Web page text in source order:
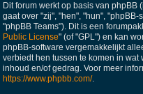
Dit forum werkt op basis van
gaat over "zij", "hen", "hun",
"phpBB Teams"). Dit is een
Public License" (of "GPL") en kan
phpBB-software vergemakkelijkt
verbiedt hen tussen te komen in
inhoud en/of gedrag. Voor meer
https://www.phpbb.com/.